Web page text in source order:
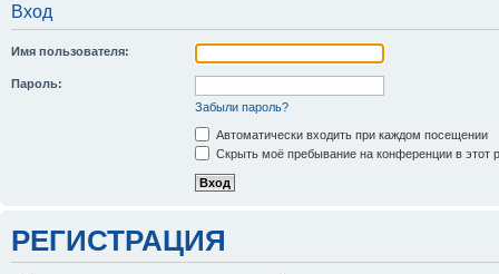
Вход
Имя пользователя:
Пароль:
Забыли пароль?
Автоматически входить при каждом посещении
Скрыть моё пребывание на конференции в этот
РЕГИСТРАЦИЯ